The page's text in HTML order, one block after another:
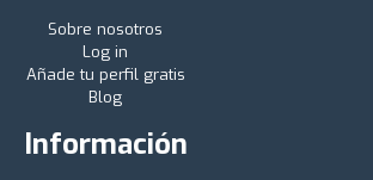
Sobre nosotros
Log in
Añade tu perfil gratis
Blog
Información